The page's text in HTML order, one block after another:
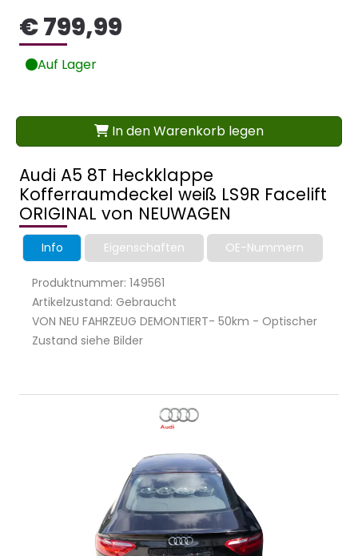
Audi A5 8T Heckklappe
Kofferraumdeckel weiß LS9R Facelift
ORIGINAL von NEUWAGEN
Info Eigenschaften OE-Nummern
Produktnummer: 149561
Artikelzustand: Gebraucht
VON NEU FAHRZEUG DEMONTIERT- 50km - Optischer
Zustand siehe Bilder
€ 799,99
Auf Lager
In den Warenkorb legen